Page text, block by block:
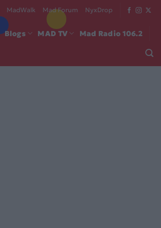
MadWalk Mad Forum NyxDrop
Blogs MAD TV Mad Radio 106.2